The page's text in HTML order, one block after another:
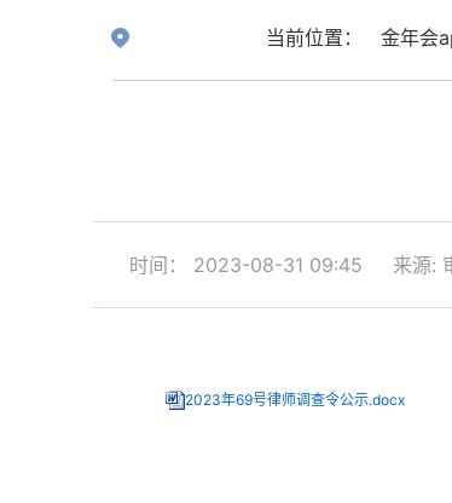
当前位置： 金年会
时间： 2023-08-31 09:45 来源:
2023年69号律师调查令公示.docx